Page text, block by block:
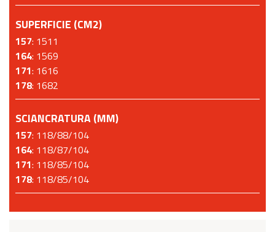
SUPERFICIE (CM2)
157: 1511
164: 1569
171: 1616
178: 1682
SCIANCRATURA (MM)
157: 118/88/104
164: 118/87/104
171: 118/85/104
178: 118/85/104